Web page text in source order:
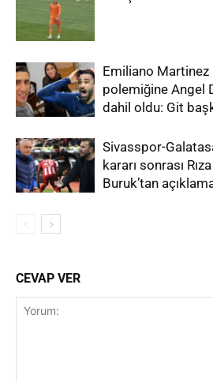
Emiliano Martinez
polemiğine Angel
dahil oldu: Git
Sivasspor-
kararı sonrası
Buruk’tan
CEVAP VER